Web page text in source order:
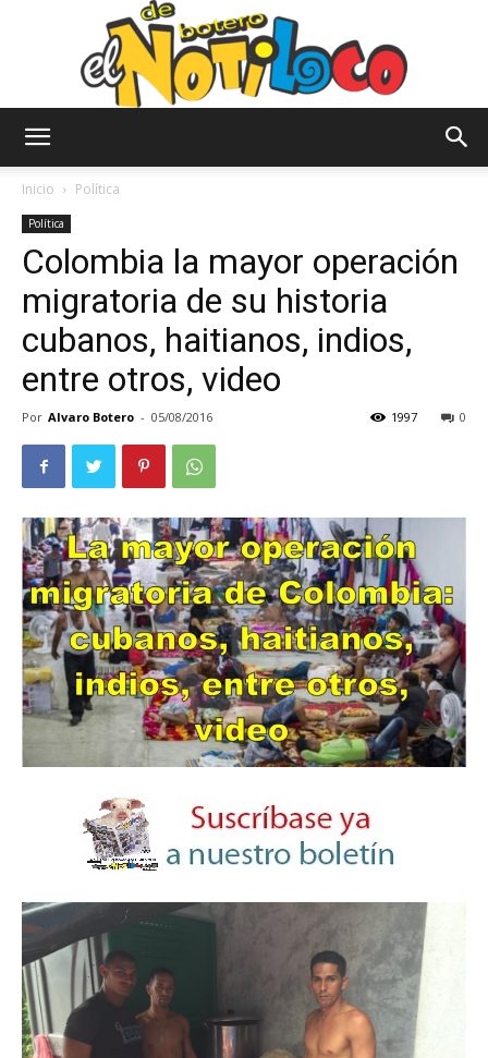
Notiloco
de
Inicio Política
Política
Colombia la mayor operación
migratoria de su historia
cubanos, haitianos, indios,
entre otros, video
Por Alvaro Botero - 05/08/2016 0
1997